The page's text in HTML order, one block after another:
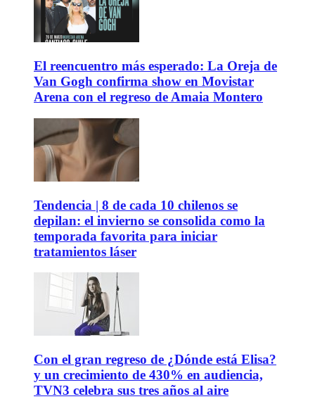
El reencuentro más esperado: La Oreja de
Van Gogh confirma show en Movistar
Arena con el regreso de Amaia Montero
Tendencia | 8 de cada 10 chilenos se
depilan: el invierno se consolida como la
temporada favorita para iniciar
tratamientos láser
Con el gran regreso de ¿Dónde está Elisa?
y un crecimiento de 430% en audiencia,
TVN3 celebra sus tres años al aire